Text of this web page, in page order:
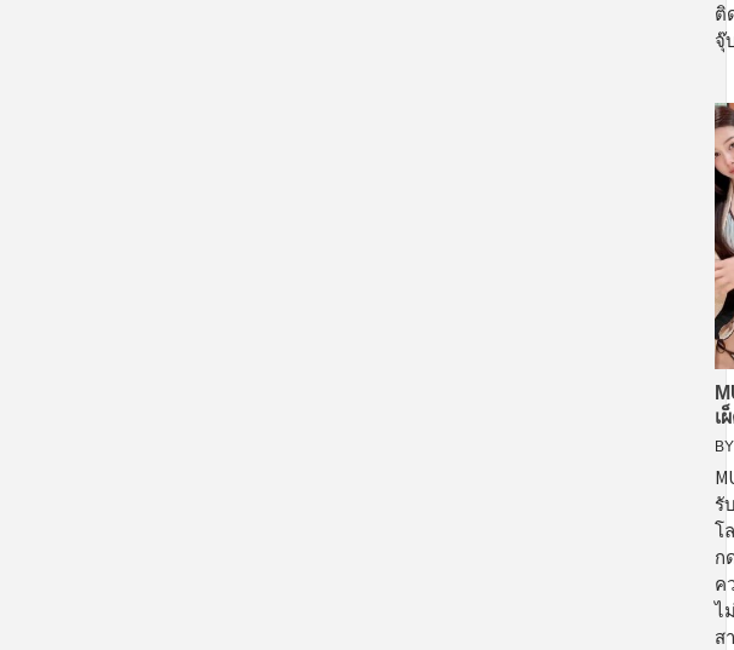
ติ
จุ๊
เ
BY
รั
โ
ก
ค
ไ
ส